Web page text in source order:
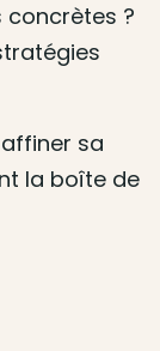
concrètes ?
sa
la boîte de